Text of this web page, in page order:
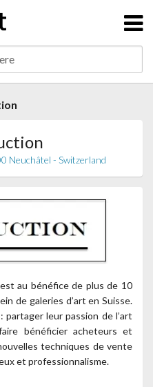
Neuchâtel - Switzerland
au bénéfice de plus de 10
de galeries d’art en Suisse.
partager leur passion de l’art
bénéficier acheteurs et
techniques de vente
et professionnalisme.